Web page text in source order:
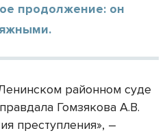
продолжение: он
районном суде
Гомзякова А.В.
преступления», –